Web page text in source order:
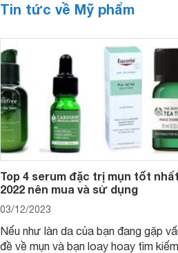
Tin tức về Mỹ phẩm
Top 4 serum đặc trị mụn tốt nhất
2022 nên mua và sử dụng
03/12/2023
Nếu như làn da của bạn đang gặp
đề về mụn và bạn loay hoay tìm kiếm